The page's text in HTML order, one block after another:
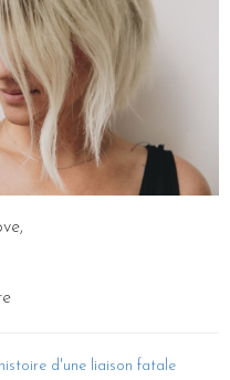
d'une liaison fatale